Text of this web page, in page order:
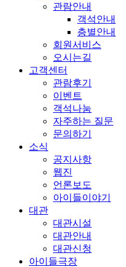
관람안내
객석안내
층별안내
회원서비스
오시는길
고객센터
관람후기
이벤트
객석나눔
자주하는 질문
문의하기
소식
공지사항
웹진
언론보도
아이들이야기
대관
대관시설
대관안내
대관신청
아이들극장